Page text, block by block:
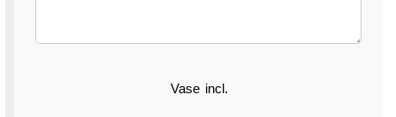
Vase incl.